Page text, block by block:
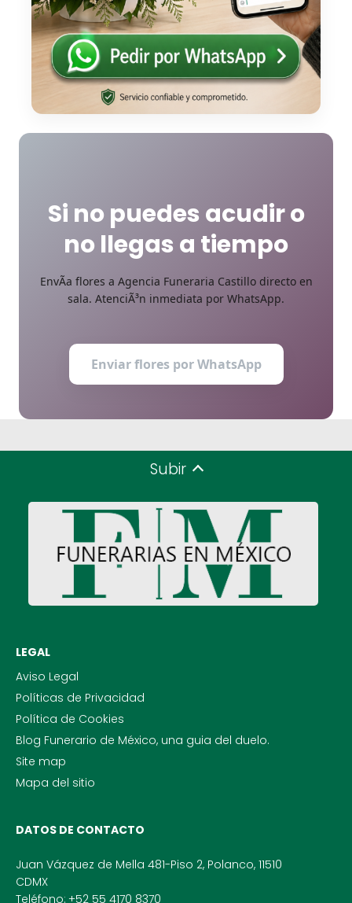
Si no puedes acudir o
no llegas a tiempo
EnvÃ­a flores a Agencia Funeraria Castillo directo en
sala. AtenciÃ³n inmediata por WhatsApp.
Enviar flores por WhatsApp
Subir
LEGAL
Aviso Legal
Políticas de Privacidad
Política de Cookies
Blog Funerario de México, una guia del duelo.
Site map
Mapa del sitio
DATOS DE CONTACTO
Juan Vázquez de Mella 481-Piso 2, Polanco, 11510
CDMX
Teléfono: +52 55 4170 8370